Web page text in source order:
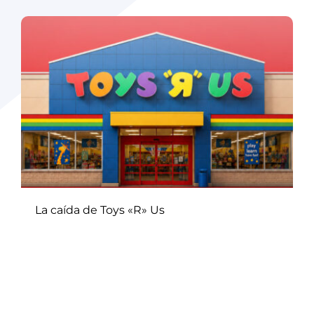
La caída de Toys «R» Us